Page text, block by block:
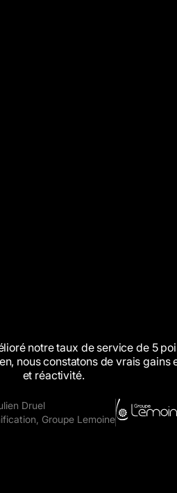
notretaux de service de 5
nousconstatons de vrais gains
et réactivité.
Druel
Groupe Lemoine